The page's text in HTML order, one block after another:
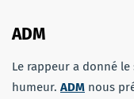
ADM
Le rappeur a donné
humeur. ADM nous